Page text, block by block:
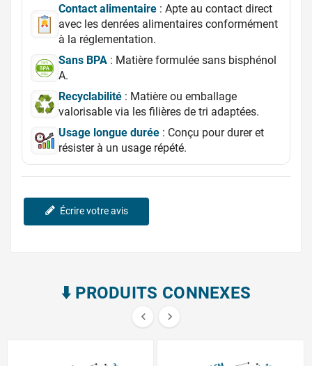
Contact alimentaire : Apte au contact direct
avec les denrées alimentaires conformément
à la réglementation.
Sans BPA : Matière formulée sans bisphénol
A.
Recyclabilité : Matière ou emballage
valorisable via les filières de tri adaptées.
Usage longue durée : Conçu pour durer et
résister à un usage répété.
Écrire votre avis
⬇️​ PRODUITS CONNEXES
 